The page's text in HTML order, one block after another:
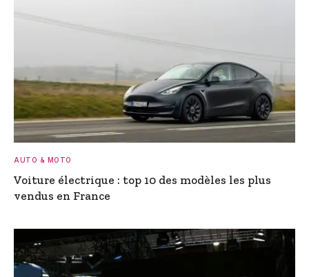
AUTO & MOTO
Voiture électrique : top 10 des modèles les plus
vendus en France